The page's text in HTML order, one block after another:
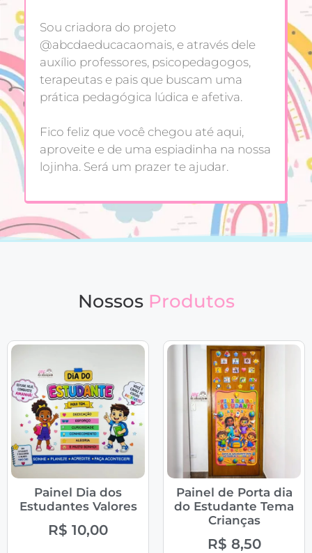
Sou criadora do projeto
@abcdaeducacaomais, e através dele
auxílio professores, psicopedagogos,
terapeutas e pais que buscam uma
prática pedagógica lúdica e afetiva.
Fico feliz que você chegou até aqui,
aproveite e de uma espiadinha na nossa
lojinha. Será um prazer te ajudar.
Nossos Produtos
Painel Dia dos
Estudantes Valores
R$ 10,00
Painel de Porta dia
do Estudante Tema
Crianças
R$ 8,50